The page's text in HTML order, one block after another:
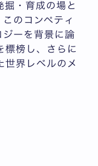
掘・育成の場と
のコンペティ
ジーを背景に論
標榜し、さらに
世界レベルのメ